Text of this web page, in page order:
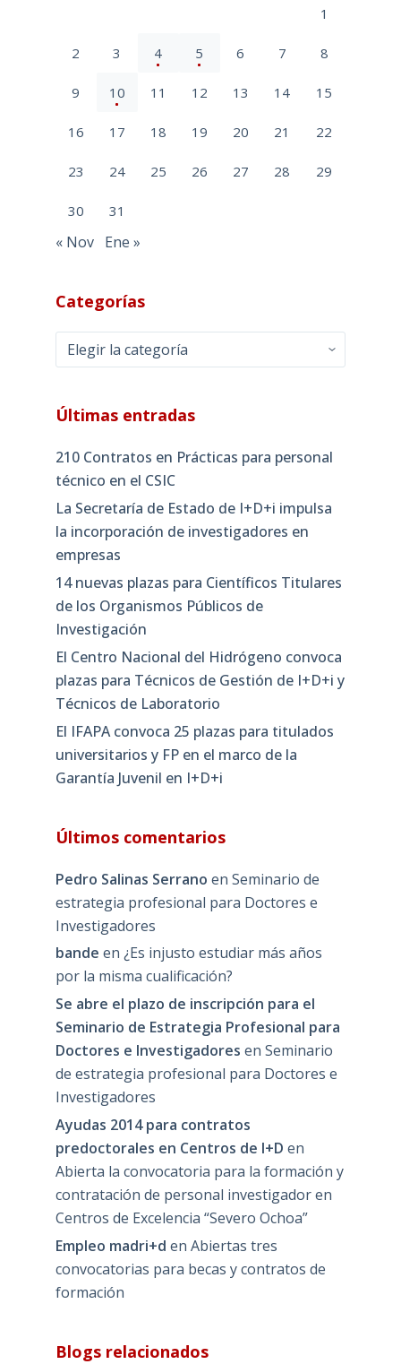
1
2 3 4 5 6 7 8
9 10 11 12 13 14 15
16 17 18 19 20 21 22
23 24 25 26 27 28 29
30 31
« Nov Ene »
Categorías
Categorías
Últimas entradas
210 Contratos en Prácticas para personal
técnico en el CSIC
La Secretaría de Estado de I+D+i impulsa
la incorporación de investigadores en
empresas
14 nuevas plazas para Científicos Titulares
de los Organismos Públicos de
Investigación
El Centro Nacional del Hidrógeno convoca
plazas para Técnicos de Gestión de I+D+i y
Técnicos de Laboratorio
El IFAPA convoca 25 plazas para titulados
universitarios y FP en el marco de la
Garantía Juvenil en I+D+i
Últimos comentarios
Pedro Salinas Serrano en Seminario de
estrategia profesional para Doctores e
Investigadores
bande en ¿Es injusto estudiar más años
por la misma cualificación?
Se abre el plazo de inscripción para el
Seminario de Estrategia Profesional para
Doctores e Investigadores en Seminario
de estrategia profesional para Doctores e
Investigadores
Ayudas 2014 para contratos
predoctorales en Centros de I+D en
Abierta la convocatoria para la formación y
contratación de personal investigador en
Centros de Excelencia “Severo Ochoa”
Empleo madri+d en Abiertas tres
convocatorias para becas y contratos de
formación
Blogs relacionados